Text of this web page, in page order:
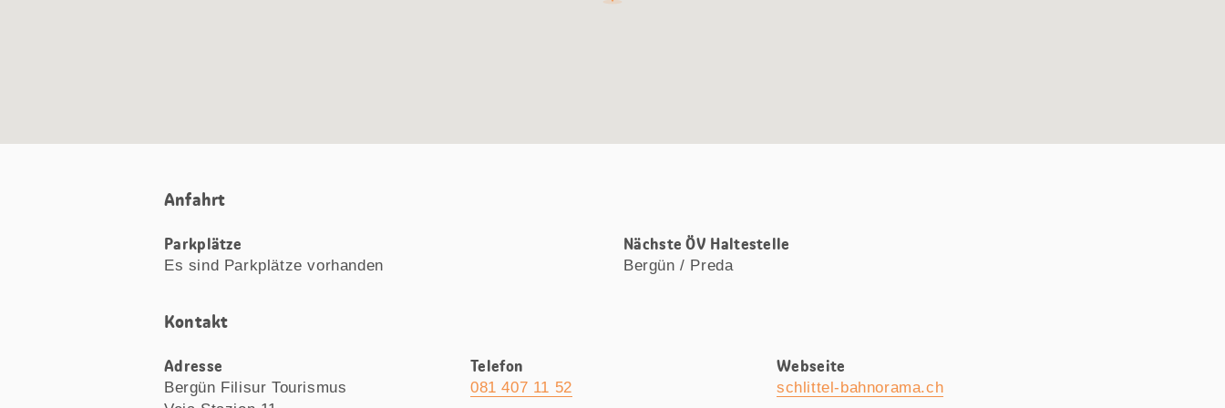
Anfahrt
Parkplätze
Es sind Parkplätze vorhanden
Nächste ÖV Haltestelle
Bergün / Preda
Kontakt
Adresse
Bergün Filisur Tourismus
Telefon
081 407 11 52
Webseite
schlittel-bahnorama.ch